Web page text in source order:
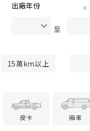
出廠年份
至
15萬km以上
皮卡 廂車